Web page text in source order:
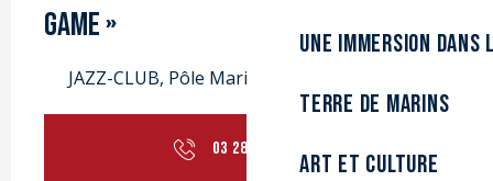
Une immersion
Terre de marins
Art et culture
Game »
JAZZ-CLUB, Pôle Marine, 59140 Dunkerque
03 28 63 51